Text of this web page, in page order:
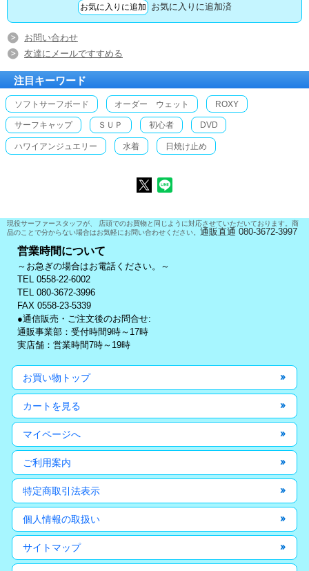
お気に入りに追加済
お問い合わせ
友達にメールですすめる
注目キーワード
ソフトサーフボード オーダー ウェット ROXY
サーフキャップ ＳＵＰ 初心者 DVD
ハワイアンジュエリー 水着 日焼け止め
現役サーファースタッフが、 店頭でのお買物と同じように対応させていただいております。商
品のことで分からない場合はお気軽にお問い合わせください。 通販直通 080-3672-3997
営業時間について
～お急ぎの場合はお電話ください。～
TEL 0558-22-6002
TEL 080-3672-3996
FAX 0558-23-5339
●通信販売・ご注文後のお問合せ:
通販事業部：受付時間9時～17時
実店舗：営業時間7時～19時
お買い物トップ
カートを見る
マイページへ
ご利用案内
特定商取引法表示
個人情報の取扱い
サイトマップ